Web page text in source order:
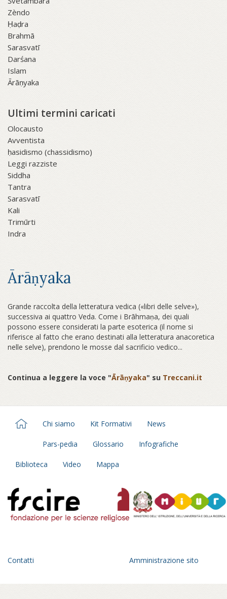
Zèndo
Ḥaḍra
Brahmā
Sarasvatī
Darśana
Islam
Ārāṇyaka
Ultimi termini caricati
Olocausto
Avventista
ḥasidismo (chassidismo)
Leggi razziste
Siddha
Tantra
Sarasvatī
Kali
Trimūrti
Indra
Ārāṇyaka
Grande raccolta della letteratura vedica («libri delle selve»),
successiva ai quattro Veda. Come i Brāhmaṇa, dei quali
possono essere considerati la parte esoterica (il nome si
riferisce al fatto che erano destinati alla letteratura anacoretica
nelle selve), prendono le mosse dal sacrificio vedico...
Continua a leggere la voce "Ārāṇyaka" su Treccani.it
Chi siamo Kit Formativi News
Pars-pedia Glossario Infografiche
Biblioteca Video Mappa
Contatti Amministrazione sito